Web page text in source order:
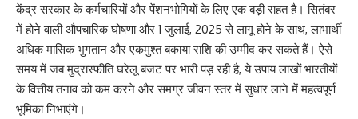
केंद्र सरकार के कर्मचारियों और पेंशनभोगियों के लिए एक बड़ी राहत है। सितंबर
में होने वाली औपचारिक घोषणा और 1 जुलाई, 2025 से लागू होने के साथ, लाभार्थी
अधिक मासिक भुगतान और एकमुश्त बकाया राशि की उम्मीद कर सकते हैं। ऐसे
समय में जब मुद्रास्फीति घरेलू बजट पर भारी पड़ रही है, ये उपाय लाखों भारतीयों
के वित्तीय तनाव को कम करने और समग्र जीवन स्तर में सुधार लाने में महत्वपूर्ण
भूमिका निभाएंगे।